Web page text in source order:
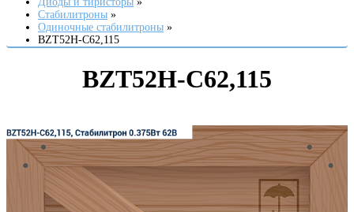
Стабилитроны
Одиночные стабилитроны
BZT52H-C62,115
BZT52H-C62,115